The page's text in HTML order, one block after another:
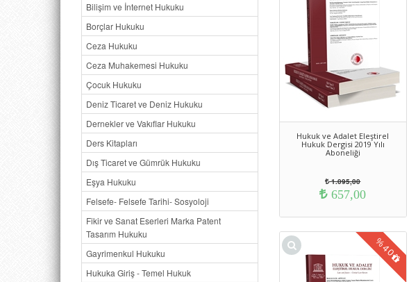
Bilişim ve İnternet Hukuku
Borçlar Hukuku
Ceza Hukuku
Ceza Muhakemesi Hukuku
Çocuk Hukuku
Deniz Ticaret ve Deniz Hukuku
Dernekler ve Vakıflar Hukuku
Ders Kitapları
Dış Ticaret ve Gümrük Hukuku
Eşya Hukuku
Felsefe- Felsefe Tarihi- Sosyoloji
Fikir ve Sanat Eserleri Marka Patent
Tasarım Hukuku
Gayrimenkul Hukuku
Hukuka Giriş - Temel Hukuk
Hukuk ve Adalet Eleştirel
Hukuk Dergisi 2019 Yılı
Aboneliği
1.095,00
657,00
%40